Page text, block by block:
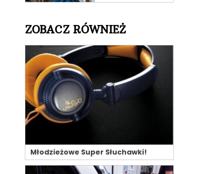
ZOBACZ RÓWNIEŻ
Młodzieżowe Super Słuchawki!